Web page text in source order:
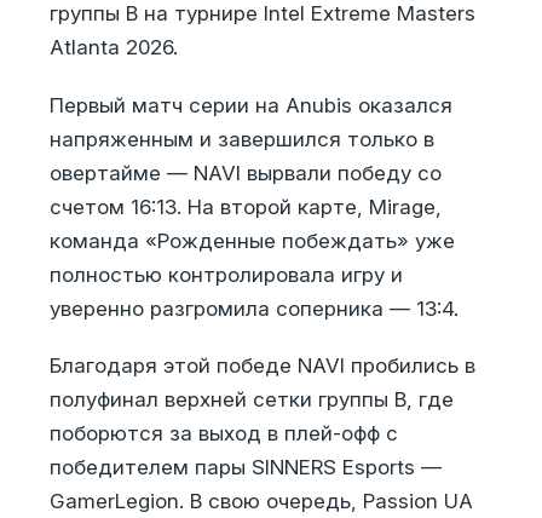
группы B на турнире Intel Extreme Masters
Atlanta 2026.
Первый матч серии на Anubis оказался
напряженным и завершился только в
овертайме — NAVI вырвали победу со
счетом 16:13. На второй карте, Mirage,
команда «Рожденные побеждать» уже
полностью контролировала игру и
уверенно разгромила соперника — 13:4.
Благодаря этой победе NAVI пробились в
полуфинал верхней сетки группы B, где
поборются за выход в плей-офф с
победителем пары SINNERS Esports —
GamerLegion. В свою очередь, Passion UA